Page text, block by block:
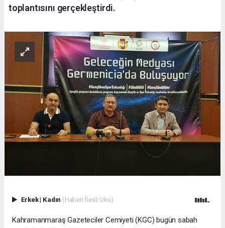
toplantısını gerçekleştirdi.
Erkek| Kadın (Haberi Sesli Oku)
Kahramanmaraş Gazeteciler Cemiyeti (KGC) bugün sabah